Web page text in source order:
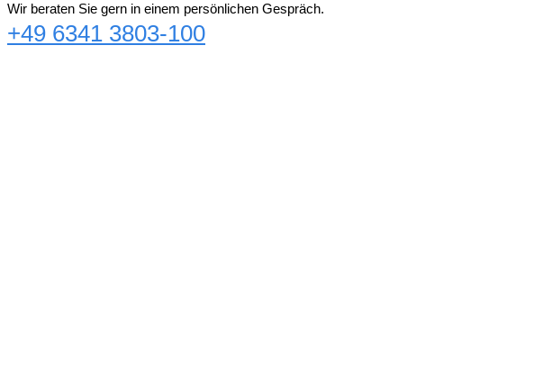
Wir beraten Sie gern in einem persönlichen Gespräch.
+49 6341 3803-100